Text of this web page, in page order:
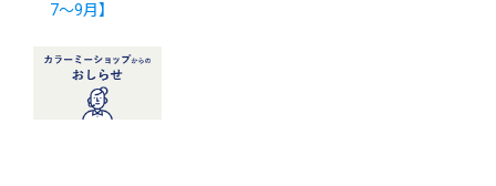
7〜9月】